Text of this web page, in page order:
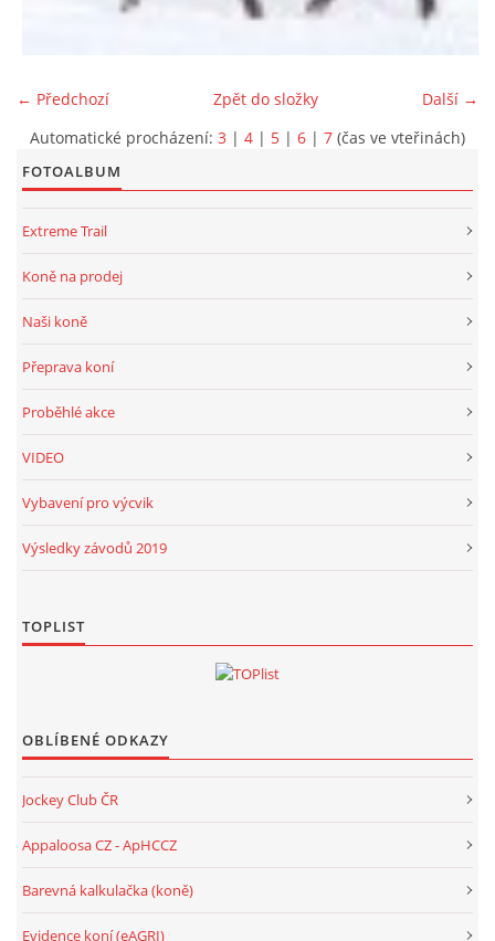
← Předchozí Další →
Zpět do složky
Automatické procházení: 3 | 4 | 5 | 6 | 7 (čas ve vteřinách)
FOTOALBUM
Extreme Trail
Koně na prodej
Naši koně
Přeprava koní
Proběhlé akce
VIDEO
Vybavení pro výcvik
Výsledky závodů 2019
TOPLIST
OBLÍBENÉ ODKAZY
Jockey Club ČR
Appaloosa CZ - ApHCCZ
Barevná kalkulačka (koně)
Evidence koní (eAGRI)